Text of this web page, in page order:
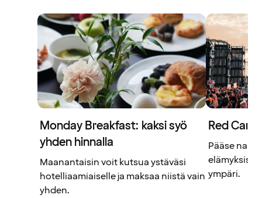
Monday Breakfast: kaksi syö
yhden hinnalla
Maanantaisin voit kutsua ystäväsi
hotelliaamiaiselle ja maksaa niistä vain
yhden.
Red
Pääse
ympäri.